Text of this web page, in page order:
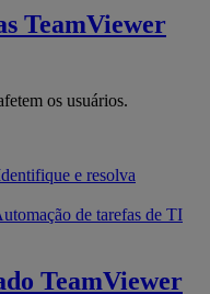
TeamViewer
os usuários.
e resolva
de tarefas de TI
TeamViewer